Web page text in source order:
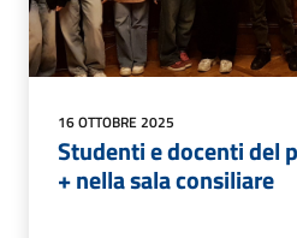
16 OTTOBRE 2025
Studenti e docenti del
+ nella sala consiliare